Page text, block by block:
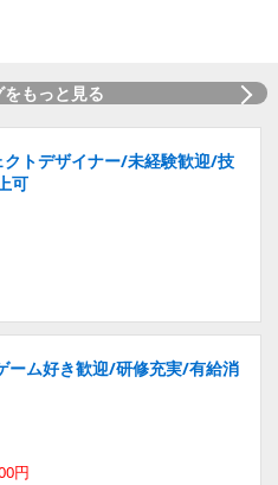
もっと見る
クトデザイナー/未経験歓迎/技
可
ーム好き歓迎/研修充実/有給消
円